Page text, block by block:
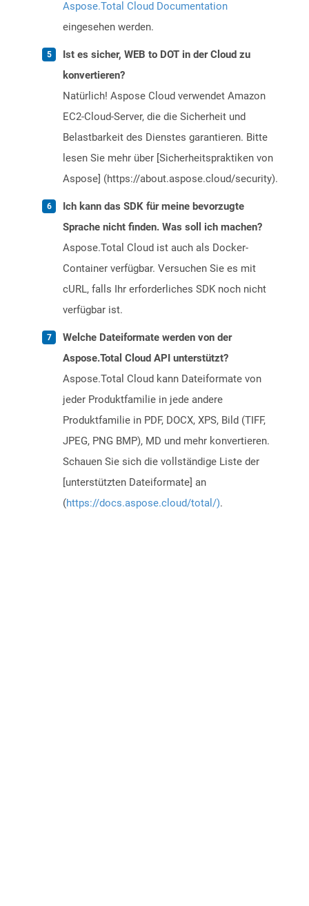
Aspose.Total Cloud Documentation
eingesehen werden.
Ist es sicher, WEB to DOT in der Cloud zu
konvertieren?
Natürlich! Aspose Cloud verwendet Amazon
EC2-Cloud-Server, die die Sicherheit und
Belastbarkeit des Dienstes garantieren. Bitte
lesen Sie mehr über [Sicherheitspraktiken von
Aspose] (https://about.aspose.cloud/security).
Ich kann das SDK für meine bevorzugte
Sprache nicht finden. Was soll ich machen?
Aspose.Total Cloud ist auch als Docker-
Container verfügbar. Versuchen Sie es mit
cURL, falls Ihr erforderliches SDK noch nicht
verfügbar ist.
Welche Dateiformate werden von der
Aspose.Total Cloud API unterstützt?
Aspose.Total Cloud kann Dateiformate von
jeder Produktfamilie in jede andere
Produktfamilie in PDF, DOCX, XPS, Bild (TIFF,
JPEG, PNG BMP), MD und mehr konvertieren.
Schauen Sie sich die vollständige Liste der
[unterstützten Dateiformate] an
(https://docs.aspose.cloud/total/).